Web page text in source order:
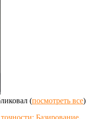
(посмотреть все)
Базирование,